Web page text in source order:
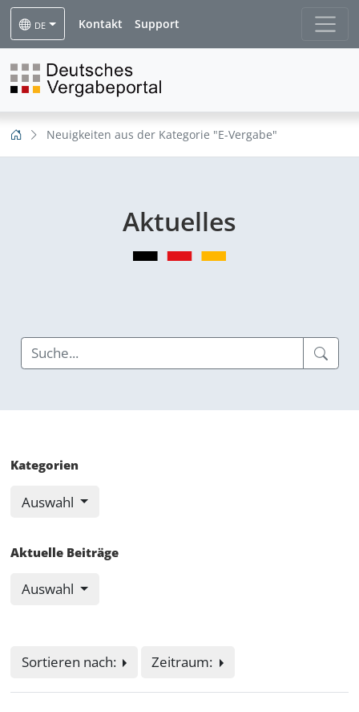
DE Kontakt Support
Neuigkeiten aus der Kategorie "E-Vergabe"
Aktuelles
Kategorien
Auswahl
Aktuelle Beiträge
Auswahl
Sortieren nach: Zeitraum: